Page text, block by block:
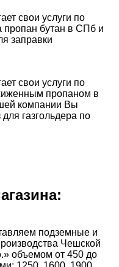
свои услуги по
пропан бутан в СПб и
заправки
свои услуги по
пропаном в
компании Вы
для газгольдера по
подземные и
Чешской
объемом от 450 до